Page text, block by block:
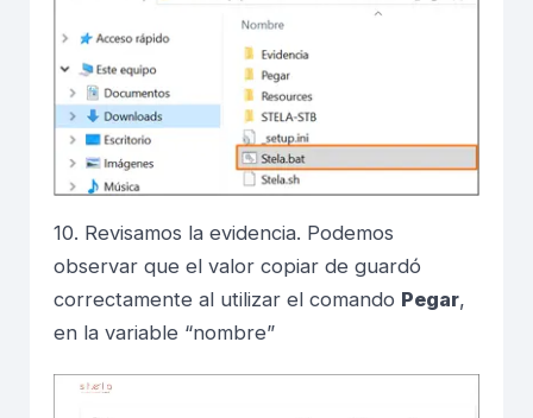
10. Revisamos la evidencia. Podemos
observar que el valor copiar de guardó
correctamente al utilizar el comando Pegar,
en la variable “nombre”